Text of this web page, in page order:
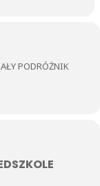
PODRÓŻNIK